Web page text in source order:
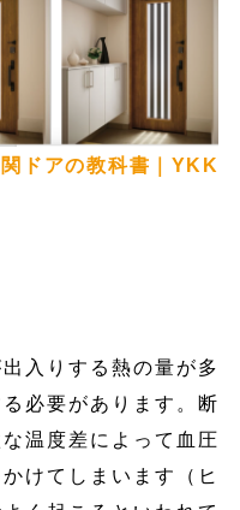
ドアの教科書｜YKK
入りする熱の量が多
必要があります。断
温度差によって血圧
けてしまいます（ヒ